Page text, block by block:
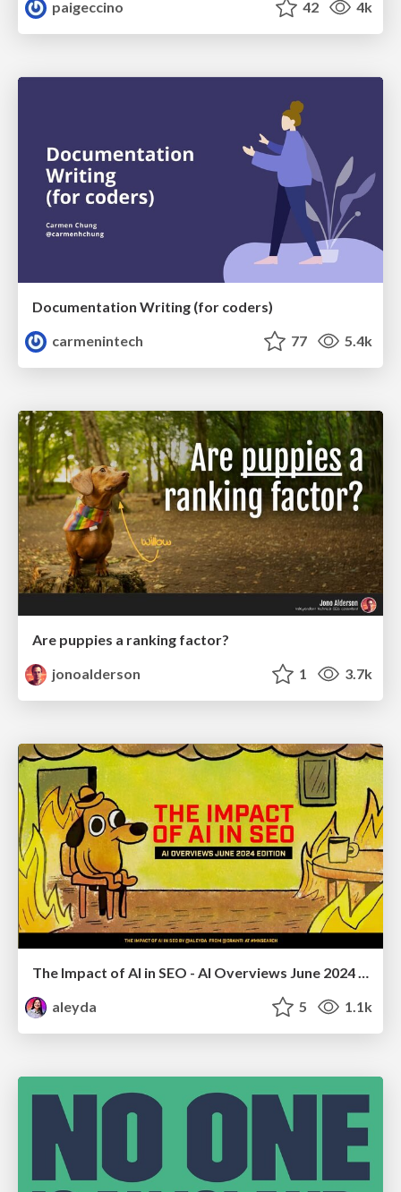
paigeccino 42 4k
Documentation Writing (for coders)
carmenintech
77 5.4k
Are puppies a ranking factor?
jonoalderson
1 3.7k
The Impact of AI in SEO - AI Overviews June 2024 Edition
aleyda
5 1.1k